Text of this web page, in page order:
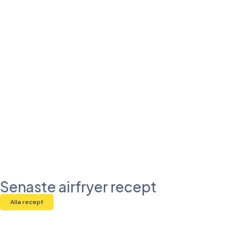
Senaste airfryer recept
Alla recept